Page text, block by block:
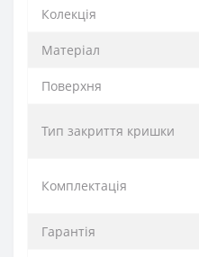
Колекція
Матеріал
Поверхня
Тип закриття кришки
Комплектація
Гарантія